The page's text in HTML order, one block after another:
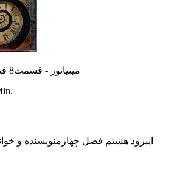
مینیاتور - قسمت8 فصل4 ساعت صفر
اپیزود هشتم فصل چهارمنویسنده و